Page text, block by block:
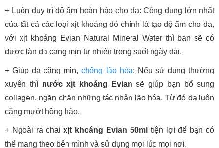
+ Luôn duy trì độ ẩm hoàn hảo cho da: Công dụng lớn nhất
của tất cả các loại xịt khoáng đó chính là tạo độ ẩm cho da,
với xịt khoáng Evian Natural Mineral Water thì bạn sẽ có
được làn da căng mịn tự nhiên trong suốt ngày dài.
+ Giúp da cặng mịn,chống lão hóa: Nếu sử dụng thường
xuyên thì nước xịt khoáng Evian sẽ giúp bạn bổ sung
collagen, ngăn chặn những tác nhân lão hóa. Từ đó da luôn
căng mướt hồng hào.
+ Ngoài ra chaixịt khoáng Evian 50ml tiện lợi để bạn có
thể mang theo bên mình và sử dụng mọi lúc mọi nơi.